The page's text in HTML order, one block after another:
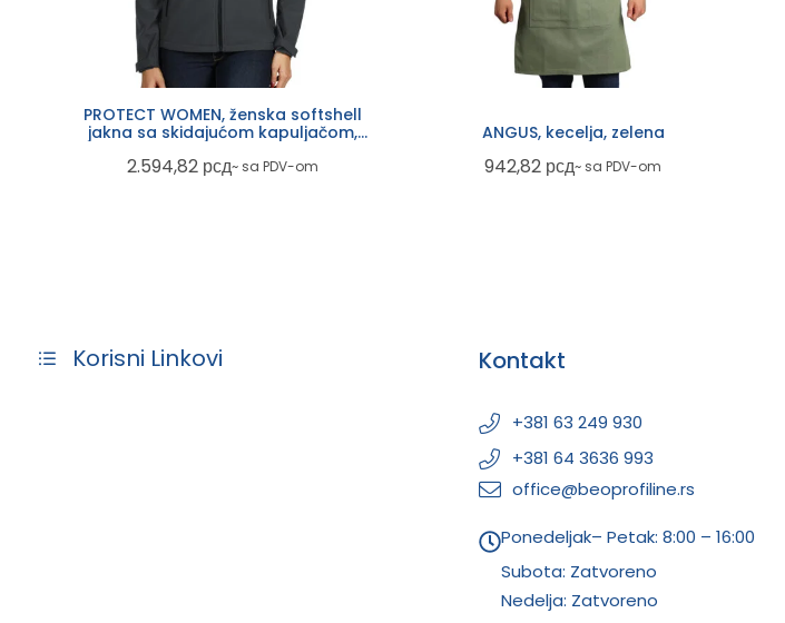
PROTECT WOMEN, ženska softshell
jakna sa skidajućom kapuljačom,
2.594,82 рсд~ sa PDV-om
ANGUS, kecelja, zelena
942,82 рсд~ sa PDV-om
Korisni Linkovi Kontakt
+381 63 249 930
+381 64 3636 993
office@beoprofiline.rs
Ponedeljak– Petak: 8:00 – 16:00
Subota: Zatvoreno
Nedelja: Zatvoreno